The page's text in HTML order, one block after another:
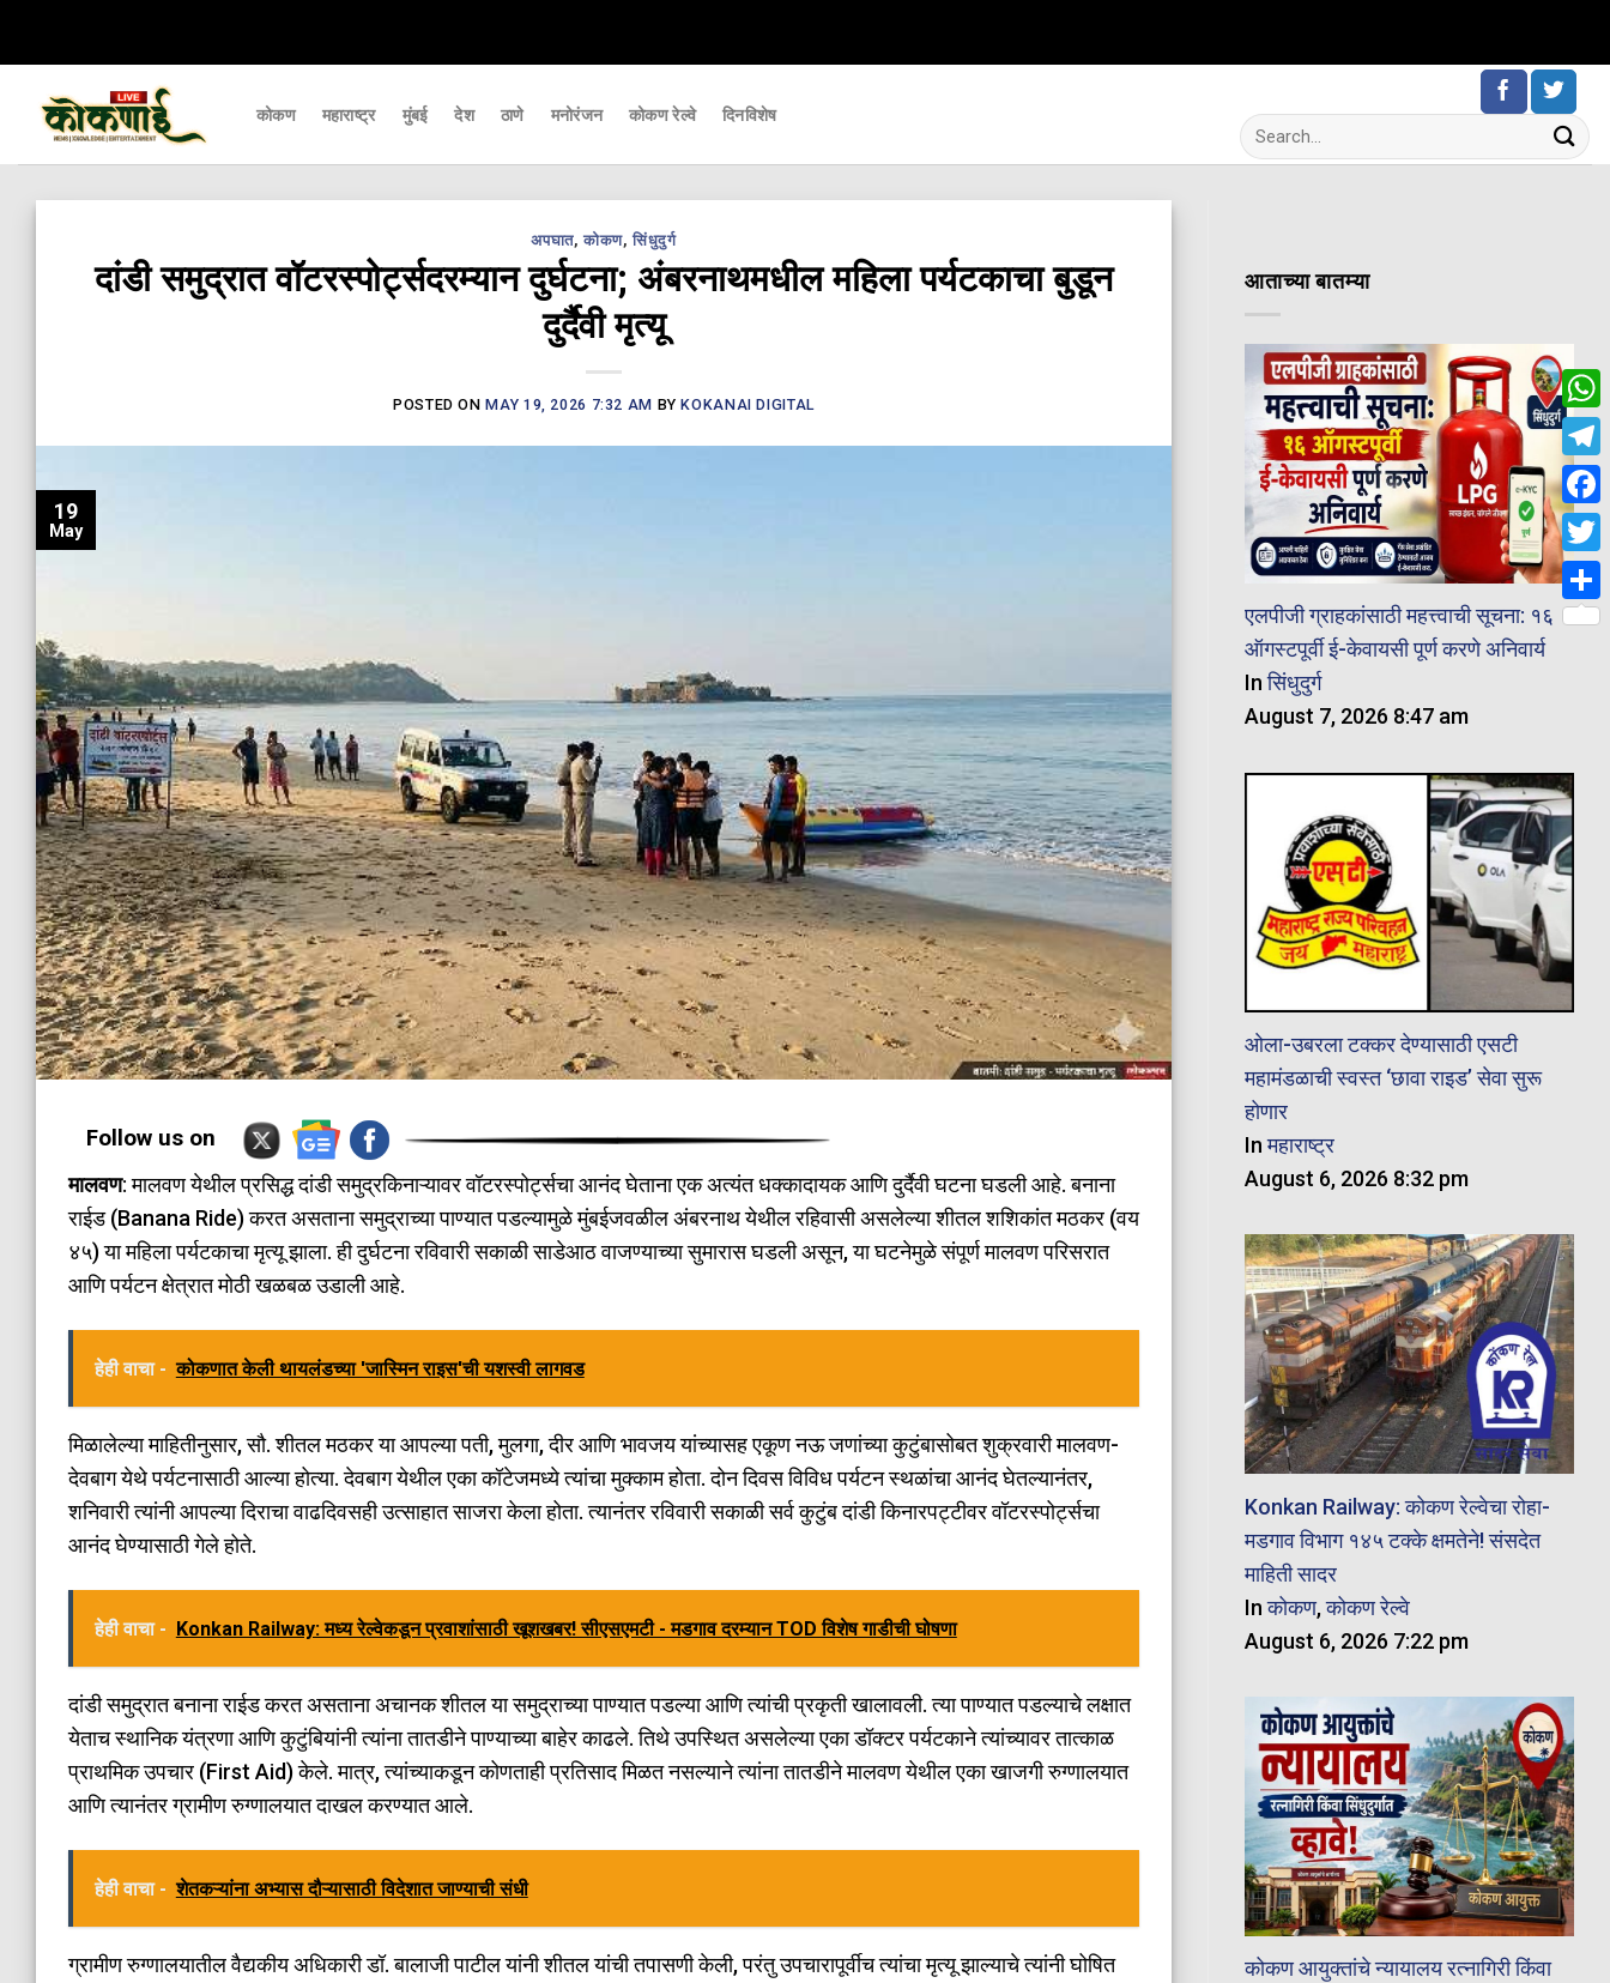
कोकण महाराष्ट्र मुंबई देश ठाणे मनोरंजन कोकण रेल्वे दिनविशेष
अपघात,कोकण,सिंधुदुर्ग
​दांडी समुद्रात वॉटरस्पोर्ट्सदरम्यान दुर्घटना; अंबरनाथमधील महिला पर्यटकाचा बुडून
दुर्दैवी मृत्यू
POSTED ONMAY 19, 2026 7:32 AM BYKOKANAI DIGITAL
19
May
Follow us on
मालवण: मालवण येथील प्रसिद्ध दांडी समुद्रकिनाऱ्यावर वॉटरस्पोर्ट्सचा आनंद घेताना एक अत्यंत धक्कादायक आणि दुर्दैवी घटना घडली आहे. बनाना
राईड (Banana Ride) करत असताना समुद्राच्या पाण्यात पडल्यामुळे मुंबईजवळील अंबरनाथ येथील रहिवासी असलेल्या शीतल शशिकांत मठकर (वय
४५) या महिला पर्यटकाचा मृत्यू झाला. ही दुर्घटना रविवारी सकाळी साडेआठ वाजण्याच्या सुमारास घडली असून, या घटनेमुळे संपूर्ण मालवण परिसरात
आणि पर्यटन क्षेत्रात मोठी खळबळ उडाली आहे.
हेही वाचा - कोकणात केली थायलंडच्या 'जास्मिन राइस'ची यशस्वी लागवड
​मिळालेल्या माहितीनुसार, सौ. शीतल मठकर या आपल्या पती, मुलगा, दीर आणि भावजय यांच्यासह एकूण नऊ जणांच्या कुटुंबासोबत शुक्रवारी मालवण-
देवबाग येथे पर्यटनासाठी आल्या होत्या. देवबाग येथील एका कॉटेजमध्ये त्यांचा मुक्काम होता. दोन दिवस विविध पर्यटन स्थळांचा आनंद घेतल्यानंतर,
शनिवारी त्यांनी आपल्या दिराचा वाढदिवसही उत्साहात साजरा केला होता. त्यानंतर रविवारी सकाळी सर्व कुटुंब दांडी किनारपट्टीवर वॉटरस्पोर्ट्सचा
आनंद घेण्यासाठी गेले होते.
हेही वाचा - Konkan Railway: मध्य रेल्वेकडून प्रवाशांसाठी खूशखबर! सीएसएमटी - मडगाव दरम्यान TOD विशेष गाडीची घोषणा
​दांडी समुद्रात बनाना राईड करत असताना अचानक शीतल या समुद्राच्या पाण्यात पडल्या आणि त्यांची प्रकृती खालावली. त्या पाण्यात पडल्याचे लक्षात
येताच स्थानिक यंत्रणा आणि कुटुंबियांनी त्यांना तातडीने पाण्याच्या बाहेर काढले. तिथे उपस्थित असलेल्या एका डॉक्टर पर्यटकाने त्यांच्यावर तात्काळ
प्राथमिक उपचार (First Aid) केले. मात्र, त्यांच्याकडून कोणताही प्रतिसाद मिळत नसल्याने त्यांना तातडीने मालवण येथील एका खाजगी रुग्णालयात
आणि त्यानंतर ग्रामीण रुग्णालयात दाखल करण्यात आले.
हेही वाचा - शेतकऱ्यांना अभ्यास दौऱ्यासाठी विदेशात जाण्याची संधी
​ग्रामीण रुग्णालयातील वैद्यकीय अधिकारी डॉ. बालाजी पाटील यांनी शीतल यांची तपासणी केली, परंतु उपचारापूर्वीच त्यांचा मृत्यू झाल्याचे त्यांनी घोषित
आताच्या बातम्या
एलपीजी ग्राहकांसाठी महत्त्वाची सूचना: १६
ऑगस्टपूर्वी ई-केवायसी पूर्ण करणे अनिवार्य
Inसिंधुदुर्ग
August 7, 2026 8:47 am
ओला-उबरला टक्कर देण्यासाठी एसटी
महामंडळाची स्वस्त ‘छावा राइड’ सेवा सुरू
होणार
Inमहाराष्ट्र
August 6, 2026 8:32 pm
Konkan Railway: कोकण रेल्वेचा रोहा-
मडगाव विभाग १४५ टक्के क्षमतेने! संसदेत
माहिती सादर
Inकोकण,कोकण रेल्वे
August 6, 2026 7:22 pm
कोकण आयुक्तांचे न्यायालय रत्नागिरी किंवा